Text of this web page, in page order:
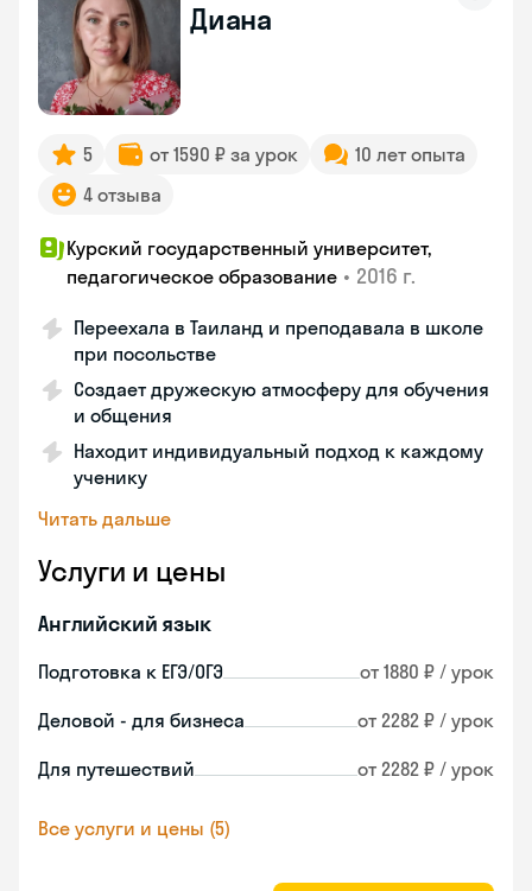
Диана
5 от 1590 ₽ за урок
10 лет опыта
4 отзыва
Курский государственный университет,
педагогическое образование • 2016 г.
Переехала в Таиланд и преподавала в школе
при посольстве
Создает дружескую атмосферу для обучения
и общения
Находит индивидуальный подход к каждому
ученику
Читать дальше
Услуги и цены
Английский язык
Подготовка к ЕГЭ/ОГЭ от 1880 ₽ / урок
Деловой - для бизнеса от 2282 ₽ / урок
Для путешествий от 2282 ₽ / урок
Все услуги и цены (5)